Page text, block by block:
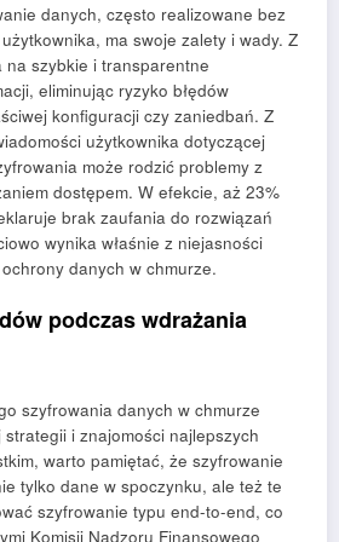
danych, często realizowane bez
ma swoje zalety i wady. Z
szybkie i transparentne
eliminując ryzyko błędów
konfiguracji czy zaniedbań. Z
użytkownika dotyczącej
może rodzić problemy z
dostępem. W efekcie, aż 23%
brak zaufania do rozwiązań
wynika właśnie z niejasności
danych w chmurze.
podczas wdrażania
szyfrowania danych w chmurze
i znajomości najlepszych
warto pamiętać, że szyfrowanie
tylko dane w spoczynku, ale też te
szyfrowanie typu end-to-end, co
Komisji Nadzoru Finansowego